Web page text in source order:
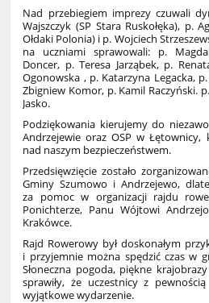
Nad przebiegiem imprezy czuwali
Wajszczyk (SP Stara Ruskołęka), p.
Ołdaki Polonia) i p. Wojciech
na uczniami sprawowali: p.
Doncer, p. Teresa Jarząbek, p.
Ogonowska , p. Katarzyna Legacka,
Zbigniew Komor, p. Kamil Raczyński.
Jasko.
Podziękowania kierujemy do
Andrzejewie oraz OSP w
nad naszym bezpieczeństwem.
Przedsięwzięcie zostało
Gminy Szumowo i Andrzejewo,
za pomoc w organizacji rajdu
Ponichterze, Panu Wójtowi
Krakówce.
Rajd Rowerowy był doskonałym
i przyjemnie można spędzić czas w
Słoneczna pogoda, piękne
sprawiły, że uczestnicy z
wyjątkowe wydarzenie.